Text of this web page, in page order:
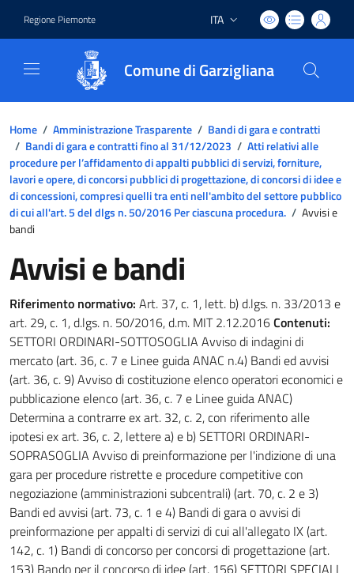
Regione Piemonte Lingua attiva:
ITA
Comune di Garzigliana
Home / Amministrazione Trasparente / Bandi di gara e contratti
/ Bandi di gara e contratti fino al 31/12/2023 / Atti relativi alle
procedure per l’affidamento di appalti pubblici di servizi, forniture,
lavori e opere, di concorsi pubblici di progettazione, di concorsi di idee e
di concessioni, compresi quelli tra enti nell'ambito del settore pubblico
di cui all'art. 5 del dlgs n. 50/2016 Per ciascuna procedura. / Avvisi e
bandi
Avvisi e bandi
Riferimento normativo: Art. 37, c. 1, lett. b) d.lgs. n. 33/2013 e
art. 29, c. 1, d.lgs. n. 50/2016, d.m. MIT 2.12.2016Contenuti:
SETTORI ORDINARI-SOTTOSOGLIA Avviso di indagini di
mercato (art. 36, c. 7 e Linee guida ANAC n.4) Bandi ed avvisi
(art. 36, c. 9) Avviso di costituzione elenco operatori economici e
pubblicazione elenco (art. 36, c. 7 e Linee guida ANAC)
Determina a contrarre ex art. 32, c. 2, con riferimento alle
ipotesi ex art. 36, c. 2, lettere a) e b) SETTORI ORDINARI-
SOPRASOGLIA Avviso di preinformazione per l'indizione di una
gara per procedure ristrette e procedure competitive con
negoziazione (amministrazioni subcentrali) (art. 70, c. 2 e 3)
Bandi ed avvisi (art. 73, c. 1 e 4) Bandi di gara o avvisi di
preinformazione per appalti di servizi di cui all'allegato IX (art.
142, c. 1) Bandi di concorso per concorsi di progettazione (art.
153) Bando per il concorso di idee (art. 156) SETTORI SPECIALI